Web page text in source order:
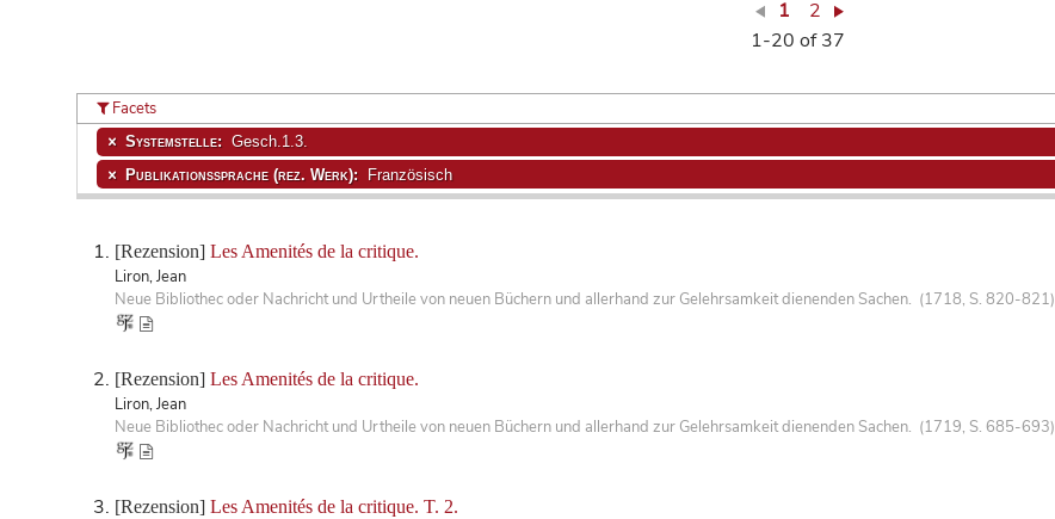
1
2
1-20 of 37
[Rezension] Les Amenités de la critique.
Liron, Jean
Neue Bibliothec oder Nachricht und Urtheile von neuen Büchern und allerhand zur Gelehrsamkeit dienenden Sachen. (1718, S. 820-821)
[Rezension] Les Amenités de la critique.
Liron, Jean
Neue Bibliothec oder Nachricht und Urtheile von neuen Büchern und allerhand zur Gelehrsamkeit dienenden Sachen. (1719, S. 685-693)
[Rezension] Les Amenités de la critique. T. 2.
Facets
Systemstelle: Gesch.1.3.
Publikationssprache (rez. Werk): Französisch